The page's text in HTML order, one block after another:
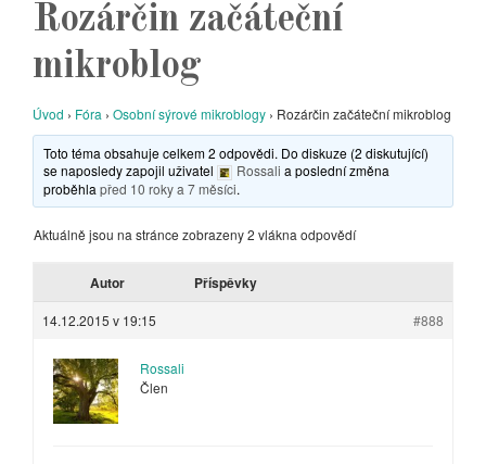
Rozárčin začáteční
mikroblog
Úvod › Fóra › Osobní sýrové mikroblogy › Rozárčin začáteční mikroblog
Toto téma obsahuje celkem 2 odpovědi. Do diskuze (2 diskutující)
se naposledy zapojil uživatel
Rossali a poslední změna
proběhlapřed 10 roky a 7 měsíci.
Aktuálně jsou na stránce zobrazeny 2 vlákna odpovědí
Autor Příspěvky
14.12.2015 v 19:15 #888
Rossali
Člen